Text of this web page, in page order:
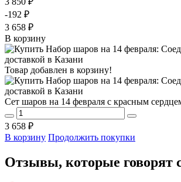
-192 ₽
3 658 ₽
В корзину
Товар добавлен в корзину!
Сет шаров на 14 февраля с красным
3 658 ₽
В корзину Продолжить покупки
Отзывы, которые говорят